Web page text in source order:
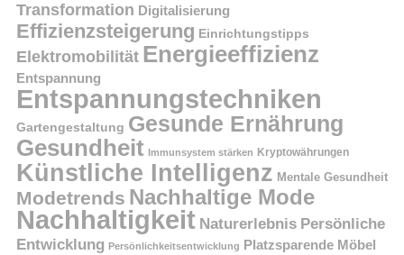
Transformation Digitalisierung
Effizienzsteigerung Einrichtungstipps
Elektromobilität Energieeffizienz
Entspannung
Entspannungstechniken
Gartengestaltung Gesunde Ernährung
Gesundheit Immunsystem stärken Kryptowährungen
Künstliche Intelligenz Mentale Gesundheit
Modetrends Nachhaltige Mode
Nachhaltigkeit Naturerlebnis Persönliche
Entwicklung Persönlichkeitsentwicklung Platzsparende Möbel